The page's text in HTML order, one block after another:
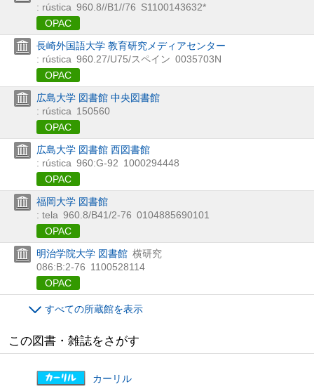
: rústica 960.8//B1//76 S1100143632*
OPAC
長崎外国語大学 教育研究メディアセンター
: rústica 960.27/U75/スペイン 0035703N
OPAC
広島大学 図書館 中央図書館
: rústica 150560
OPAC
広島大学 図書館 西図書館
: rústica 960:G-92 1000294448
OPAC
福岡大学 図書館
: tela 960.8/B41/2-76 0104885690101
OPAC
明治学院大学 図書館 横研究
086:B:2-76 1100528114
OPAC
すべての所蔵館を表示
この図書・雑誌をさがす
カーリル